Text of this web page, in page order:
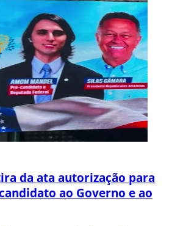
da ata autorização para
ao Governo e ao